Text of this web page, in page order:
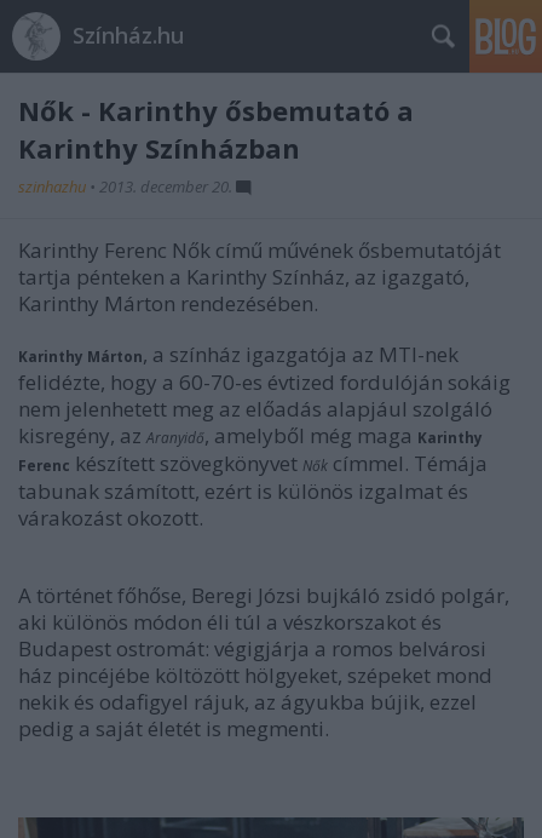
Színház.hu
Nők - Karinthy ősbemutató a
Karinthy Színházban
szinhazhu • 2013. december 20.
Karinthy Ferenc Nők című művének ősbemutatóját
tartja pénteken a Karinthy Színház, az igazgató,
Karinthy Márton rendezésében.
Karinthy Márton, a színház igazgatója az MTI-nek
felidézte, hogy a 60-70-es évtized fordulóján sokáig
nem jelenhetett meg az előadás alapjául szolgáló
kisregény, az Aranyidő, amelyből még maga Karinthy
Ferenc készített szövegkönyvet Nők címmel. Témája
tabunak számított, ezért is különös izgalmat és
várakozást okozott.
A történet főhőse, Beregi Józsi bujkáló zsidó polgár,
aki különös módon éli túl a vészkorszakot és
Budapest ostromát: végigjárja a romos belvárosi
ház pincéjébe költözött hölgyeket, szépeket mond
nekik és odafigyel rájuk, az ágyukba bújik, ezzel
pedig a saját életét is megmenti.